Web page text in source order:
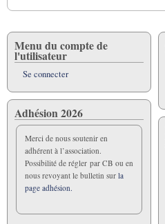
Menu du compte de
l'utilisateur
Se connecter
Adhésion 2026
Merci de nous soutenir en
adhérent à l’association.
Possibilité de régler par CB ou en
nous revoyant le bulletin sur la
page adhésion.